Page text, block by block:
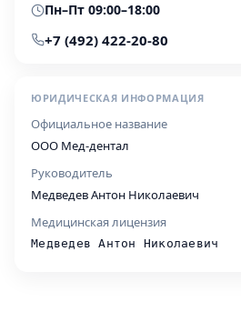
Пн–Пт 09:00–18:00
+7 (492) 422-20-80
ЮРИДИЧЕСКАЯ ИНФОРМАЦИЯ
Официальное название
ООО Мед-дентал
Руководитель
Медведев Антон Николаевич
Медицинская лицензия
Медведев Антон Николаевич